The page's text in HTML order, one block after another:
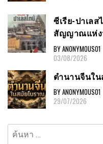
ซีเรีย-ปาเล
สัญญาณแห่ง
BY ANONYMOUS01
03/08/2026
ตำนานจีนใ
BY ANONYMOUS01
29/07/2026
ค้นหา
สำหรับ: